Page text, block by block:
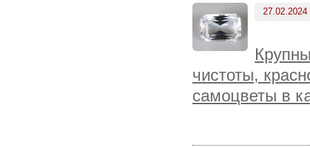
27.02.2024
чистоты,
самоцветы в